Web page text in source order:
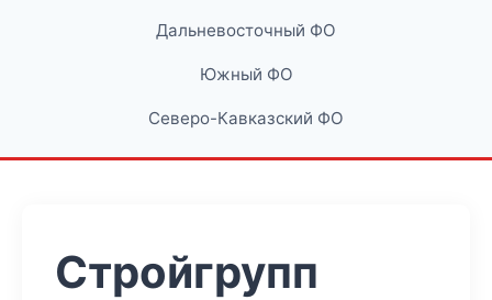
Дальневосточный ФО
Южный ФО
Северо-Кавказский ФО
Стройгрупп